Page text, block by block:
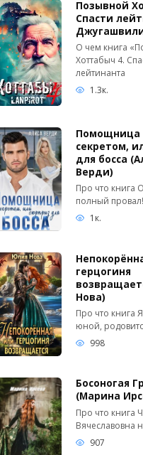
Позывной
Спасти
О чем книга
Хоттабыч 4.
лейтинанта
1.3к.
Помощница
секретом,
для босса
Верди)
Про что книга
полный провал!
1к.
герцогиня
Нова)
Про что книга
юной,
998
Босоногая
(Марина
Про что книга
Вячеславовна
907